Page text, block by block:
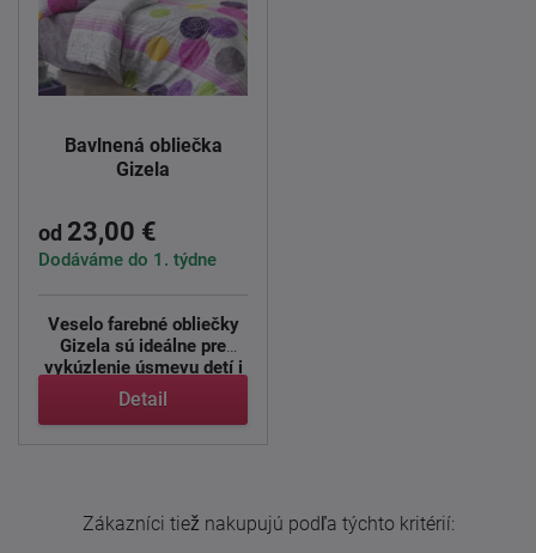
Bavlnená obliečka
Gizela
od 23,00 €
Dodáváme do 1. týdne
Veselo farebné obliečky
Gizela sú ideálne pre
vykúzlenie úsmevu detí i
...
Detail
Zákazníci tiež nakupujú podľa týchto kritérií: